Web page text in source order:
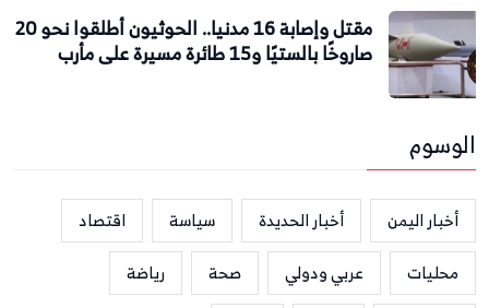
مقتل وإصابة 16 مدنيا.. الحوثيون أطلقوا نحو 20
صاروخًا بالستيًا و15 طائرة مسيرة على مأرب
الوسوم
أخبار اليمن أخبار الحديدة سياسة
اقتصاد
محليات
عربي ودولي صحة
رياضة